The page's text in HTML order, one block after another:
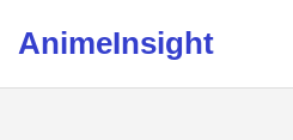
AnimeInsight